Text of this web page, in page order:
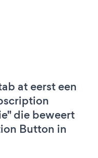
at eerst een
die beweert
Button in